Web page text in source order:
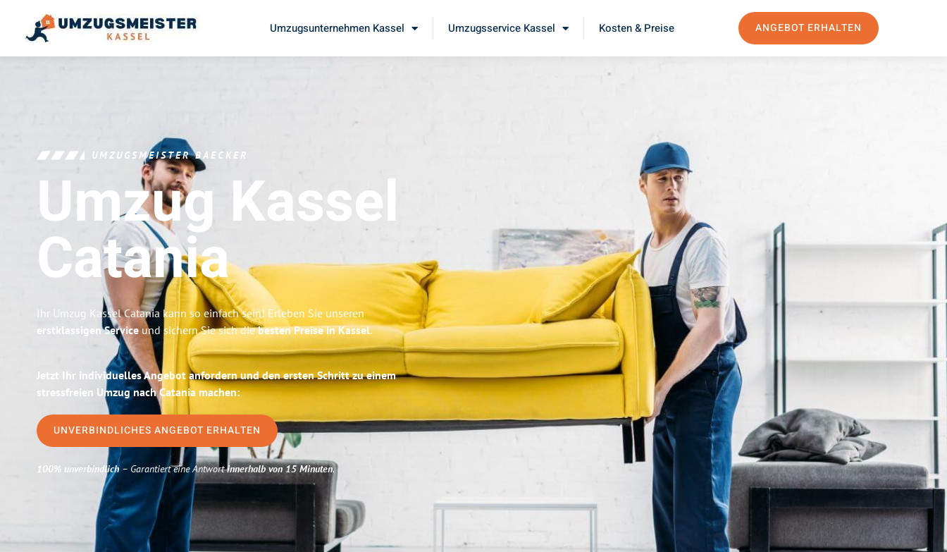
Umzugsunternehmen Kassel Umzugsservice Kassel Kosten & Preise ANGEBOT ERHALTEN
UMZUGSMEISTER BAECKER
Umzug Kassel
Catania
Ihr Umzug Kassel Catania kann so einfach sein! Erleben Sie unseren
erstklassigen Service und sichern Sie sich diebesten Preise in Kassel.
Jetzt Ihr individuelles Angebot anfordern und den ersten Schritt zu einem
stressfreien Umzug nach Catania machen:
UNVERBINDLICHES ANGEBOT ERHALTEN
100% unverbindlich– Garantiert eine Antwortinnerhalb von 15 Minuten.